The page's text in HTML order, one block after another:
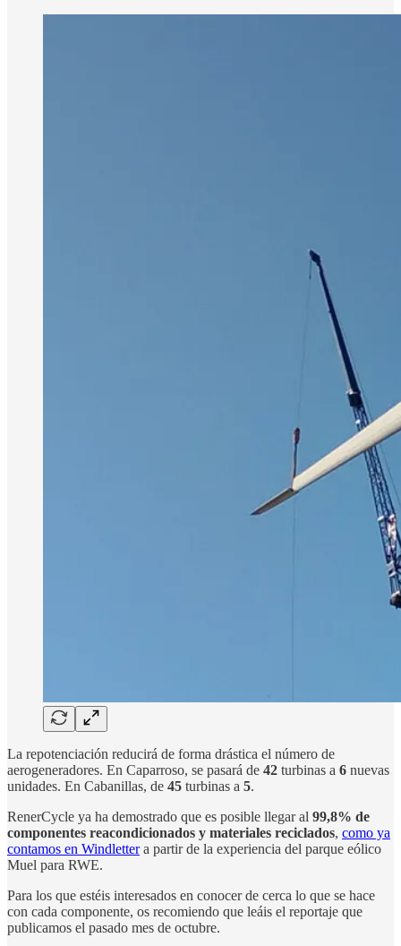
La repotenciación reducirá de forma drástica el número de
aerogeneradores. En Caparroso, se pasará de 42 turbinas a 6 nuevas
unidades. En Cabanillas, de 45 turbinas a 5.
RenerCycle ya ha demostrado que es posible llegar al 99,8% de
componentes reacondicionados y materiales reciclados, como ya
contamos en Windlettera partir de la experiencia del parque eólico
Muel para RWE.
Para los que estéis interesados en conocer de cerca lo que se hace
con cada componente, os recomiendo que leáis el reportaje que
publicamos el pasado mes de octubre.